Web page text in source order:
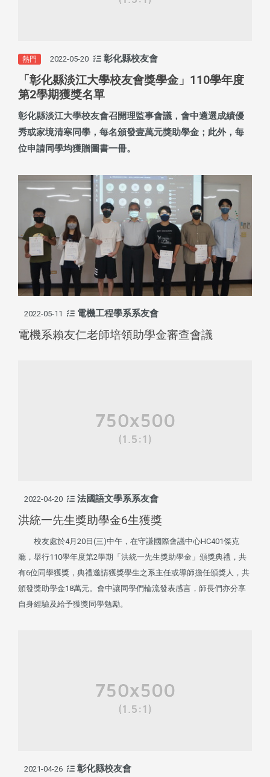
熱門 2022-05-20 彰化縣校友會
「彰化縣淡江大學校友會獎學金」110學年度
第2學期獲獎名單
彰化縣淡江大學校友會召開理監事會議，會中遴選成績優
秀或家境清寒同學，每名頒發壹萬元獎助學金；此外，每
位申請同學均獲贈圖書一冊。
2022-05-11 電機工程學系系友會
電機系賴友仁老師培領助學金審查會議
2022-04-20 法國語文學系系友會
洪統一先生獎助學金6生獲獎
校友處於4月20日(三)中午，在守謙國際會議中心HC401傑克
廳，舉行110學年度第2學期「洪統一先生獎助學金」頒獎典禮，共
有6位同學獲獎，典禮邀請獲獎學生之系主任或導師擔任頒獎人，共
頒發獎助學金18萬元。會中讓同學們輪流發表感言，師長們亦分享
自身經驗及給予獲獎同學勉勵。
2021-04-26 彰化縣校友會